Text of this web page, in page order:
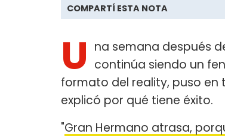
COMPARTÍ ESTA NOTA
U na semana después
continúa siendo un
formato del reality, puso en
explicó por qué tiene éxito.
"Gran Hermano atrasa,